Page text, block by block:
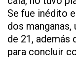
Se fue inédito
dos manganas,
de 21, además
para concluir